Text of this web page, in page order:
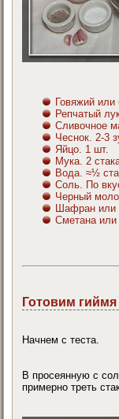
Говяжий
Репчатый
Сливочное
Чеснок. 2-3
Яйцо. 1 шт.
Мука. 2
Вода. ≈½
Соль. По
Черный
Шафран или
Сметана
Готовим гиймя
Начнем с теста.
В просеянную с
примерно треть